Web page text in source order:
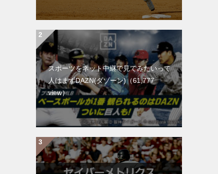
スポーツをネット中継で見てみたいって
人はまずDAZN(ダゾーン)（61,777
view）